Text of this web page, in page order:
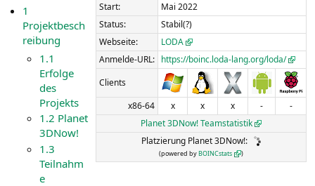
h
Start:
Mai 2022
Status:
Stabil(?)
Webseite:
LODA
Anmelde-URL: https://boinc.loda-lang.org/loda/
Clients
x86-64
x x x -
-
Planet 3DNow! Teamstatistik
Platzierung Planet 3DNow!:
(powered byBOINCstats )
1
Projektbesch
reibung
1.1
Erfolge
des
Projekts
1.2 Planet
3DNow!
1.3
Teilnahm
e